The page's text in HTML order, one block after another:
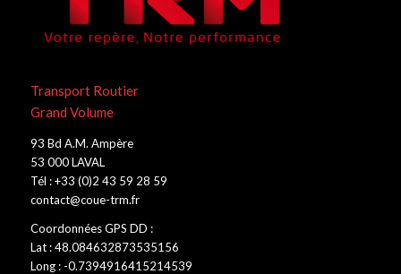
Transport Routier
Grand Volume
93 Bd A.M. Ampère
53 000 LAVAL
Tél : +33 (0)2 43 59 28 59
contact@coue-trm.fr
Coordonnées GPS DD :
Lat : 48.084632873535156
Long : -0.7394916415214539